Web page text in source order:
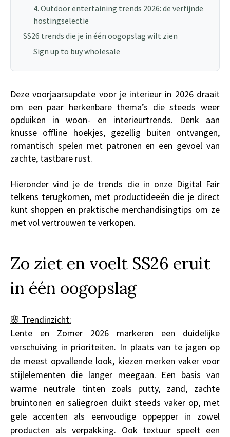
4. Outdoor entertaining trends 2026: de verfijnde
hostingselectie
SS26 trends die je in één oogopslag wilt zien
Sign up to buy wholesale
Deze voorjaarsupdate voor je interieur in 2026 draait
om een paar herkenbare thema’s die steeds weer
opduiken in woon- en interieurtrends. Denk aan
knusse offline hoekjes, gezellig buiten ontvangen,
romantisch spelen met patronen en een gevoel van
zachte, tastbare rust.
Hieronder vind je de trends die in onze Digital Fair
telkens terugkomen, met productideeën die je direct
kunt shoppen en praktische merchandisingtips om ze
met vol vertrouwen te verkopen.
Zo ziet en voelt SS26 eruit
in één oogopslag
🌸 Trendinzicht:
Lente en Zomer 2026 markeren een duidelijke
verschuiving in prioriteiten. In plaats van te jagen op
de meest opvallende look, kiezen merken vaker voor
stijlelementen die langer meegaan. Een basis van
warme neutrale tinten zoals putty, zand, zachte
bruintonen en saliegroen duikt steeds vaker op, met
gele accenten als eenvoudige oppepper in zowel
producten als verpakking. Ook textuur speelt een